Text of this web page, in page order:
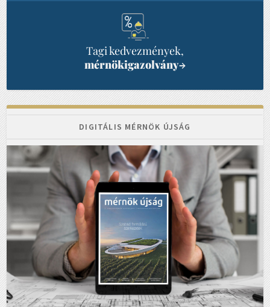
Tagi kedvezmények,
mérnökigazolvány→
DIGITÁLIS MÉRNÖK ÚJSÁG